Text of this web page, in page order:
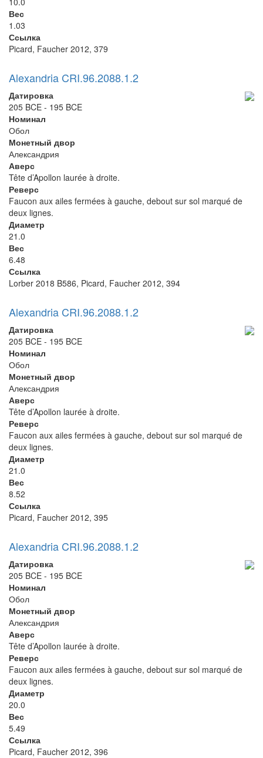
Вес
1.03
Ссылка
Picard, Faucher 2012, 379
Alexandria CRI.96.2088.1.2
Датировка
205 BCE - 195 BCE
Номинал
Обол
Монетный двор
Александрия
Аверс
Tête d’Apollon laurée à droite.
Реверс
Faucon aux ailes fermées à gauche, debout sur sol marqué de
deux lignes.
Диаметр
21.0
Вес
6.48
Ссылка
Lorber 2018 B586, Picard, Faucher 2012, 394
Alexandria CRI.96.2088.1.2
Датировка
205 BCE - 195 BCE
Номинал
Обол
Монетный двор
Александрия
Аверс
Tête d’Apollon laurée à droite.
Реверс
Faucon aux ailes fermées à gauche, debout sur sol marqué de
deux lignes.
Диаметр
21.0
Вес
8.52
Ссылка
Picard, Faucher 2012, 395
Alexandria CRI.96.2088.1.2
Датировка
205 BCE - 195 BCE
Номинал
Обол
Монетный двор
Александрия
Аверс
Tête d’Apollon laurée à droite.
Реверс
Faucon aux ailes fermées à gauche, debout sur sol marqué de
deux lignes.
Диаметр
20.0
Вес
5.49
Ссылка
Picard, Faucher 2012, 396